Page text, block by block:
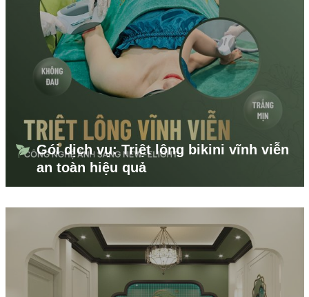
Gói dịch vụ: Triệt lông bikini vĩnh viễn
an toàn hiệu quả